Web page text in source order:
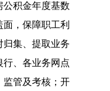
公积金年度基数
面，保障职工利
归集、提取业务
行、各业务网点
监管及考核 ； 开